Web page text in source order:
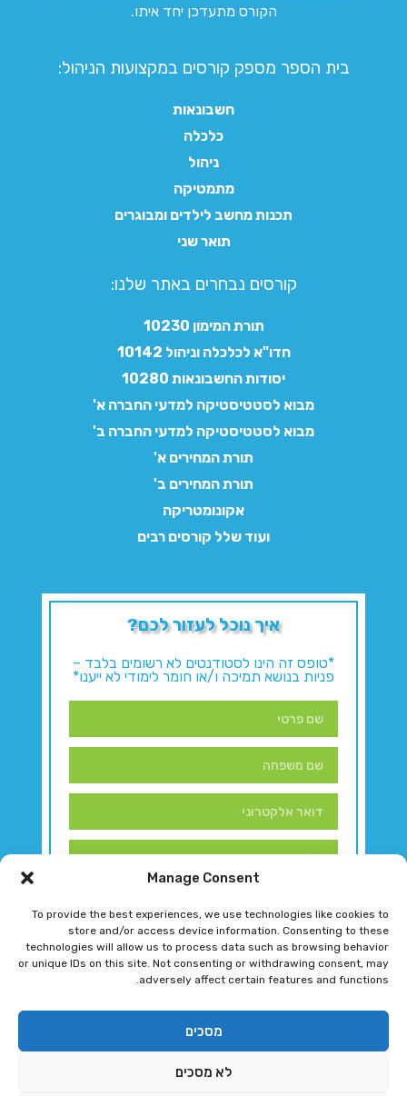
Manage Consent
To provide the best experiences, we use technologies like cookies to
store and/or access device information. Consenting to these
technologies will allow us to process data such as browsing behavior
or unique IDs on this site. Not consenting or withdrawing consent, may
adversely affect certain features and functions.
מסכים
לא מסכים
הקורס מתעדכן יחד איתו.
בית הספר מספק קורסים במקצועות הניהול:
חשבונאות
כלכלה
ניהול
מתמטיקה
תכנות מחשב לילדים ומבוגרים
תואר שני
קורסים נבחרים באתר שלנו:​
תורת המימון 10230
חדו"א לכלכלה וניהול 10142
יסודות החשבונאות 10280
מבוא לסטטיסטיקה למדעי החברה א'
מבוא לסטטיסטיקה למדעי החברה ב'
תורת המחירים א'
תורת המחירים ב'
אקונומטריקה
ועוד שלל קורסים רבים
איך נוכל לעזור לכם?
*טופס זה הינו לסטודנטים לא רשומים בלבד –
פניות בנושא תמיכה ו/או חומר לימודי לא ייענו*